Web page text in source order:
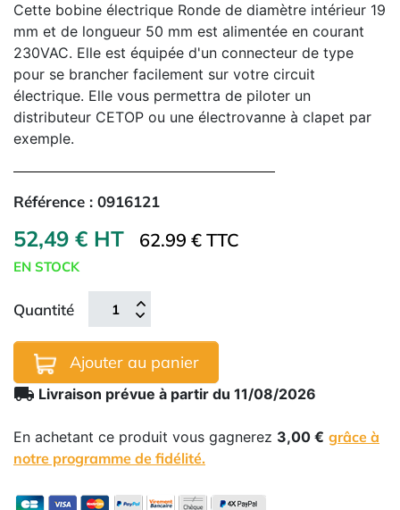
Cette bobine électrique Ronde de diamètre intérieur 19
mm et de longueur 50 mm est alimentée en courant
230VAC. Elle est équipée d'un connecteur de type
pour se brancher facilement sur votre circuit
électrique. Elle vous permettra de piloter un
distributeur CETOP ou une électrovanne à clapet par
exemple.
Référence : 0916121
52,49 € HT 62.99 € TTC
EN STOCK
Quantité
Ajouter au panier
local_shipping Livraison prévue à partir du 11/08/2026
En achetant ce produit vous gagnerez 3,00 € grâce à
notre programme de fidélité.